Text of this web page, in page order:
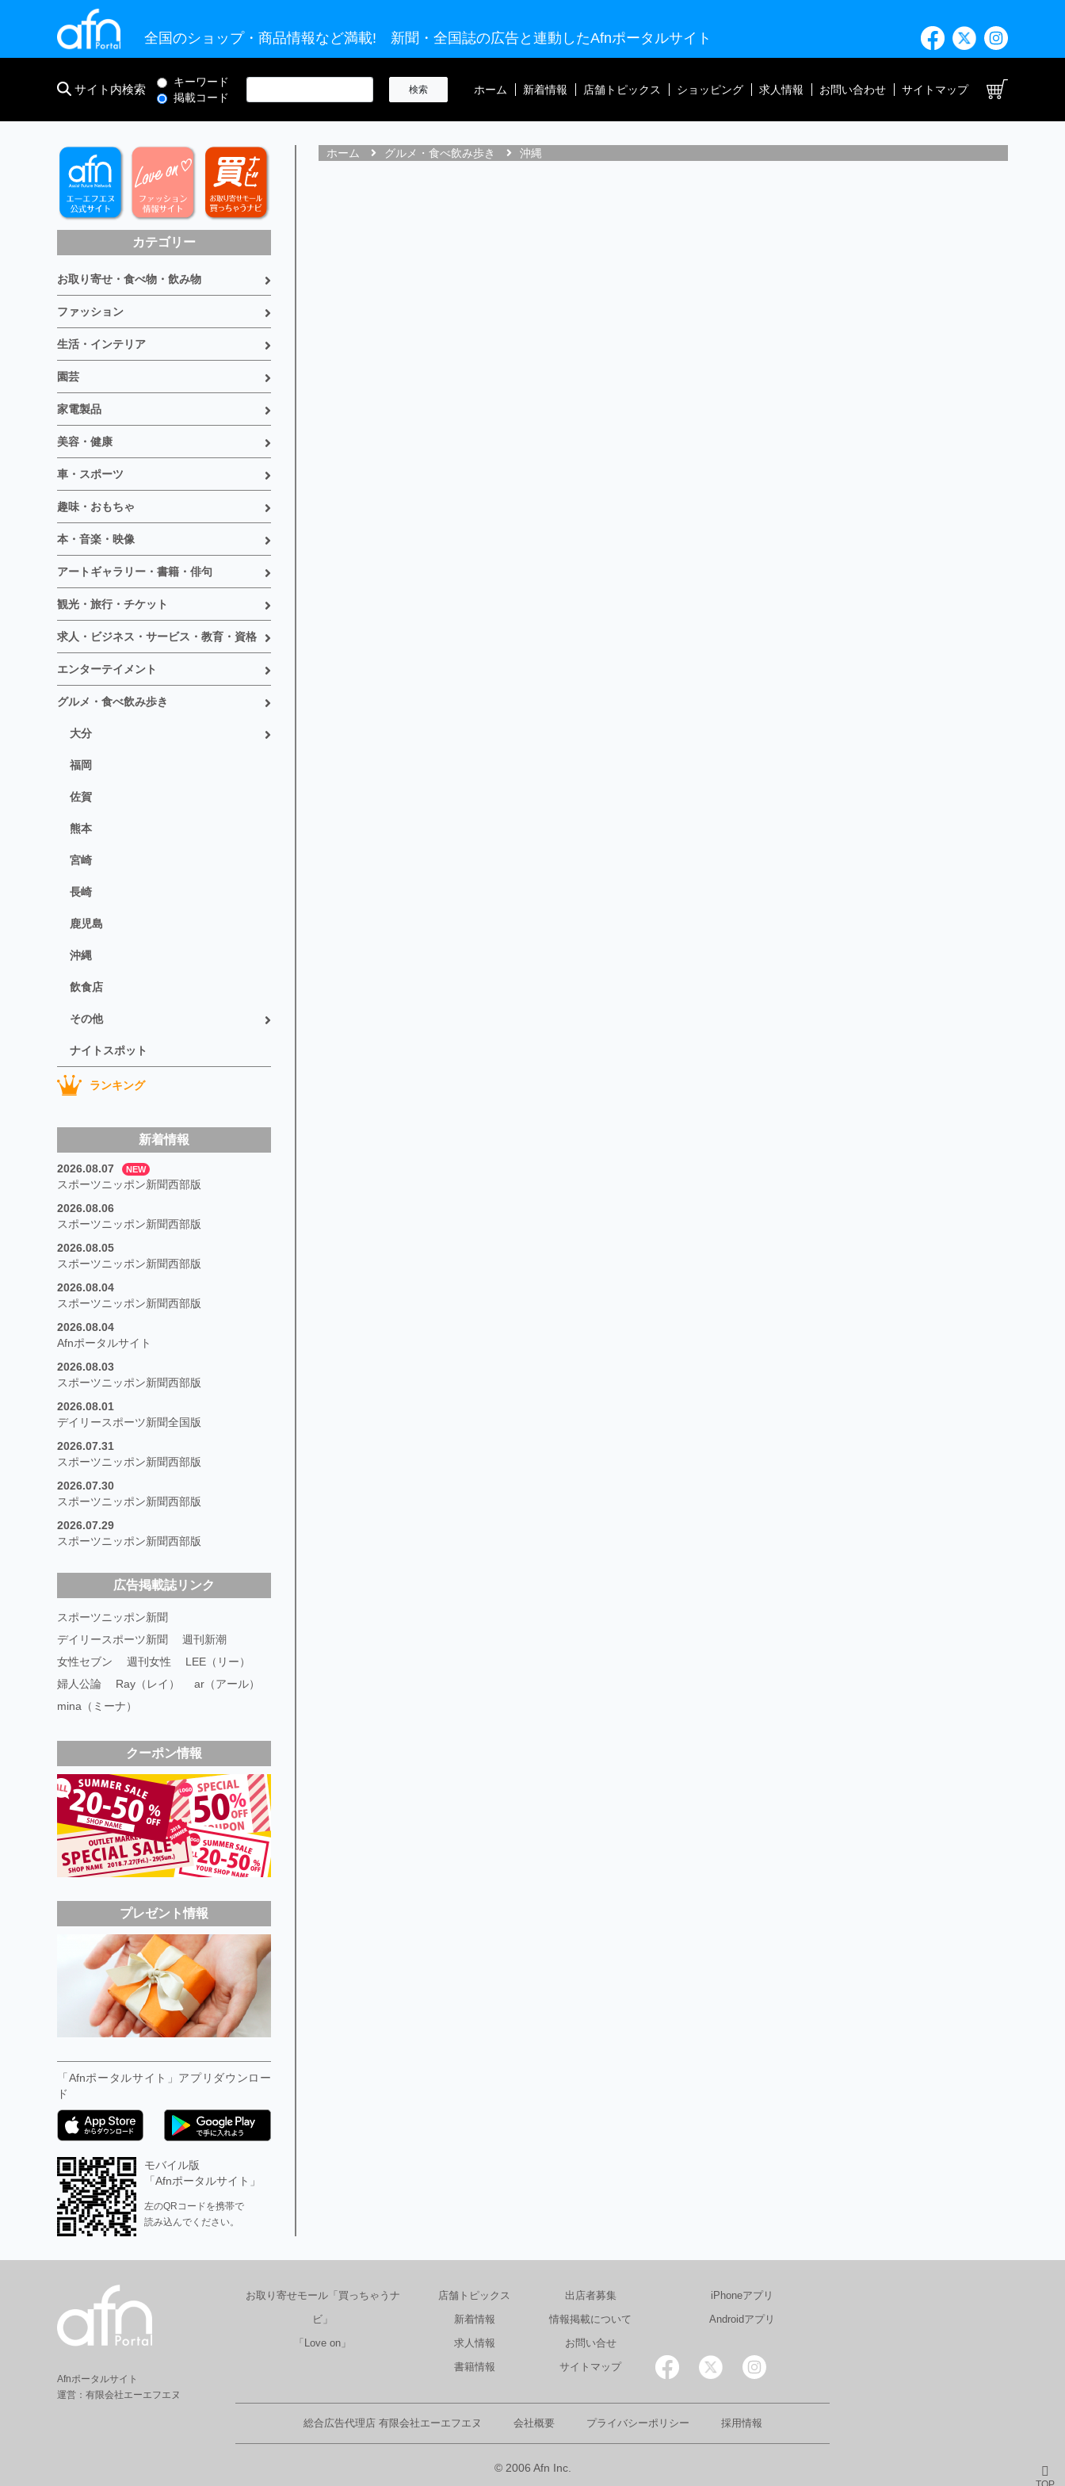
全国のショップ・商品情報など満載! 新聞・全国誌の広告と連動したAfnポータルサイト
サイト内検索
キーワード
掲載コード
ホーム 新着情報 店舗トピックス ショッピング 求人情報 お問い合わせ サイトマップ
カテゴリー
お取り寄せ・食べ物・飲み物
ファッション
生活・インテリア
園芸
家電製品
美容・健康
車・スポーツ
趣味・おもちゃ
本・音楽・映像
アートギャラリー・書籍・俳句
観光・旅行・チケット
求人・ビジネス・サービス・教育・資格
エンターテイメント
グルメ・食べ飲み歩き
大分
福岡
佐賀
熊本
宮崎
長崎
鹿児島
沖縄
飲食店
その他
ナイトスポット
ランキング
新着情報
2026.08.07 NEW
スポーツニッポン新聞西部版
2026.08.06
スポーツニッポン新聞西部版
2026.08.05
スポーツニッポン新聞西部版
2026.08.04
スポーツニッポン新聞西部版
2026.08.04
Afnポータルサイト
2026.08.03
スポーツニッポン新聞西部版
2026.08.01
デイリースポーツ新聞全国版
2026.07.31
スポーツニッポン新聞西部版
2026.07.30
スポーツニッポン新聞西部版
2026.07.29
スポーツニッポン新聞西部版
広告掲載誌リンク
スポーツニッポン新聞
デイリースポーツ新聞
週刊新潮
女性セブン
週刊女性
LEE（リー）
婦人公論
Ray（レイ）
ar（アール）
mina（ミーナ）
クーポン情報
プレゼント情報
「Afnポータルサイト」アプリダウンロー
ド
モバイル版
「Afnポータルサイト」
左のQRコードを携帯で
読み込んでください。
ホーム グルメ・食べ飲み歩き 沖縄
Afnポータルサイト
運営：有限会社エーエフエヌ
お取り寄せモール「買っちゃうナ
ビ」
「Love on」
店舗トピックス
新着情報
求人情報
書籍情報
出店者募集
情報掲載について
お問い合せ
サイトマップ
iPhoneアプリ
Androidアプリ
総合広告代理店 有限会社エーエフエヌ 会社概要 プライバシーポリシー 採用情報
© 2006 Afn Inc.